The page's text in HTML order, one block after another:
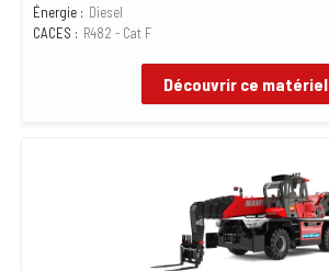
Énergie : Diesel
CACES : R482 - Cat F
Découvrir ce matériel